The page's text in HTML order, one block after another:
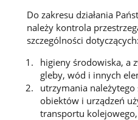
Do zakresu działania
należy kontrola
szczególności dotyczących:
higieny środowiska, a
gleby, wód i innych
utrzymania
obiektów i urządzeń
transportu